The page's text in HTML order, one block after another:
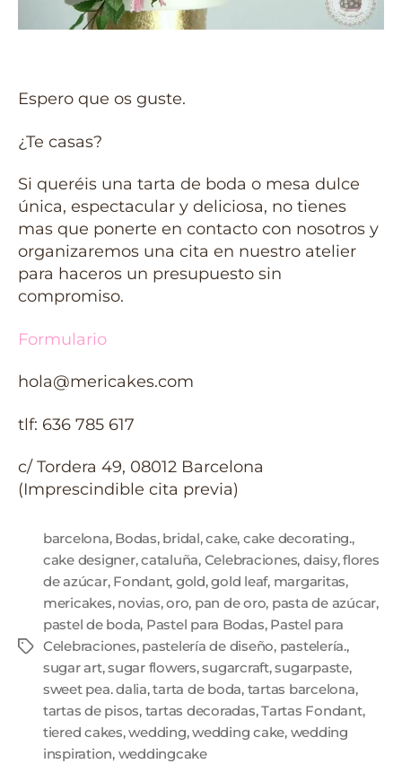
Espero que os guste.
¿Te casas?
Si queréis una tarta de boda o mesa dulce
única, espectacular y deliciosa, no tienes
mas que ponerte en contacto con nosotros y
organizaremos una cita en nuestro atelier
para haceros un presupuesto sin
compromiso.
Formulario
hola@mericakes.com
tlf: 636 785 617
c/ Tordera 49, 08012 Barcelona
(Imprescindible cita previa)
barcelona, Bodas, bridal,cake, cake decorating.,
cake designer,cataluña, Celebraciones, daisy,flores
de azúcar, Fondant, gold,gold leaf, margaritas,
mericakes, novias,oro, pan de oro, pasta de azúcar,
pastel de boda, Pastel para Bodas, Pastel para
Celebraciones, pastelería de diseño, pastelería.,
sugar art,sugar flowers,sugarcraft,sugarpaste,
sweet pea. dalia,tarta de boda, tartas barcelona,
tartas de pisos, tartas decoradas,Tartas Fondant,
tiered cakes,wedding,wedding cake, wedding
inspiration, weddingcake